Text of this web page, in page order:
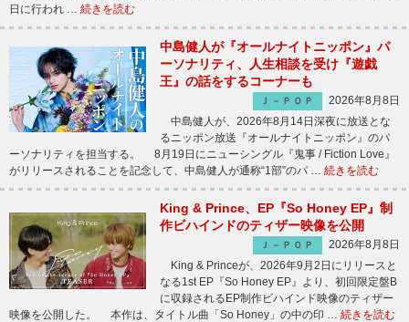
日に行われ … 続きを読む
中島健人が『オールナイトニッポン』パ
ーソナリティ、人生相談を受け『遊戯
王』の話をするコーナーも
Ｊ－ＰＯＰ
2026年8月8日
中島健人が、2026年8月14日深夜に放送とな
るニッポン放送『オールナイトニッポン』のパ
ーソナリティを担当する。 8月19日にニューシングル『鬼事 / Fiction Love』
がリリースされることを記念して、中島健人が通称“1部”のパ … 続きを読む
King & Prince、EP『So Honey EP』制
作ビハインドのティザー映像を公開
Ｊ－ＰＯＰ
2026年8月8日
King & Princeが、2026年9月2日にリリースと
なる1st EP『So Honey EP』より、初回限定盤B
に収録されるEP制作ビハインド映像のティザー
映像を公開した。 本作は、タイトル曲「So Honey」の中の印 … 続きを読む